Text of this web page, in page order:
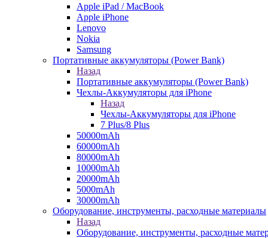
Apple iPad / MacBook
Apple iPhone
Lenovo
Nokia
Samsung
Портативные аккумуляторы (Power Bank)
Назад
Портативные аккумуляторы (Power Bank)
Чехлы-Аккумуляторы для iPhone
Назад
Чехлы-Аккумуляторы для iPhone
7 Plus/8 Plus
50000mAh
60000mAh
80000mAh
10000mAh
20000mAh
5000mAh
30000mAh
Оборудование, инструменты, расходные материалы
Назад
Оборудование, инструменты, расходные